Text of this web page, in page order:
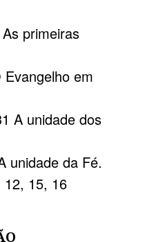
primeiras
em
A unidade dos
unidade da Fé.
12, 15, 16